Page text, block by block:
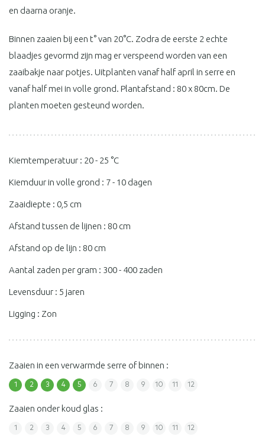
en daarna oranje.
Binnen zaaien bij een t° van 20°C. Zodra de eerste 2 echte
blaadjes gevormd zijn mag er verspeend worden van een
zaaibakje naar potjes. Uitplanten vanaf half april in serre en
vanaf half mei in volle grond. Plantafstand : 80 x 80cm. De
planten moeten gesteund worden.
Kiemtemperatuur : 20 - 25 °C
Kiemduur in volle grond : 7 - 10 dagen
Zaaidiepte : 0,5 cm
Afstand tussen de lijnen : 80 cm
Afstand op de lijn : 80 cm
Aantal zaden per gram : 300 - 400 zaden
Levensduur : 5 jaren
Ligging : Zon
Zaaien in een verwarmde serre of binnen :
1 2 3 4 5 6 7 8 9 10 11 12
Zaaien onder koud glas :
1 2 3 4 5 6 7 8 9 10 11 12